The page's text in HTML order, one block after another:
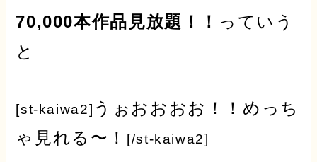
70,000本作品見放題！！ っていう
と
[st-kaiwa2] うぉおおおお！！めっち
ゃ見れる〜！
[/st-kaiwa2]